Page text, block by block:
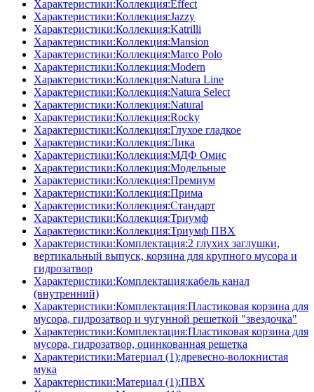
Характеристики:Коллекция:Effect
Характеристики:Коллекция:Jazzy
Характеристики:Коллекция:Katrilli
Характеристики:Коллекция:Mansion
Характеристики:Коллекция:Marco Polo
Характеристики:Коллекция:Modern
Характеристики:Коллекция:Natura Line
Характеристики:Коллекция:Natura Select
Характеристики:Коллекция:Natural
Характеристики:Коллекция:Rocky
Характеристики:Коллекция:Глухое гладкое
Характеристики:Коллекция:Лика
Характеристики:Коллекция:МДФ Омис
Характеристики:Коллекция:Модельные
Характеристики:Коллекция:Премиум
Характеристики:Коллекция:Прима
Характеристики:Коллекция:Стандарт
Характеристики:Коллекция:Триумф
Характеристики:Коллекция:Триумф ПВХ
Характеристики:Комплектация:2 глухих заглушки,
вертикальный выпуск, корзина для крупного мусора и
гидрозатвор
Характеристики:Комплектация:кабель канал
(внутренний)
Характеристики:Комплектация:Пластиковая корзина для
мусора, гидрозатвор и чугунной решеткой "звездочка"
Характеристики:Комплектация:Пластиковая корзина для
мусора, гидрозатвор, оцинкованная решетка
Характеристики:Материал (1):древесно-волокнистая
мука
Характеристики:Материал (1):ПВХ